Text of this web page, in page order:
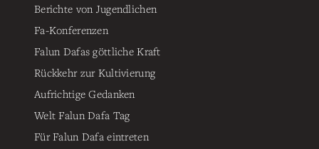
Berichte von Jugendlichen
Fa-Konferenzen
Falun Dafas göttliche Kraft
Rückkehr zur Kultivierung
Aufrichtige Gedanken
Welt Falun Dafa Tag
Für Falun Dafa eintreten